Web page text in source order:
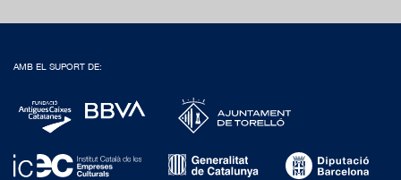
AMB EL SUPORT DE: